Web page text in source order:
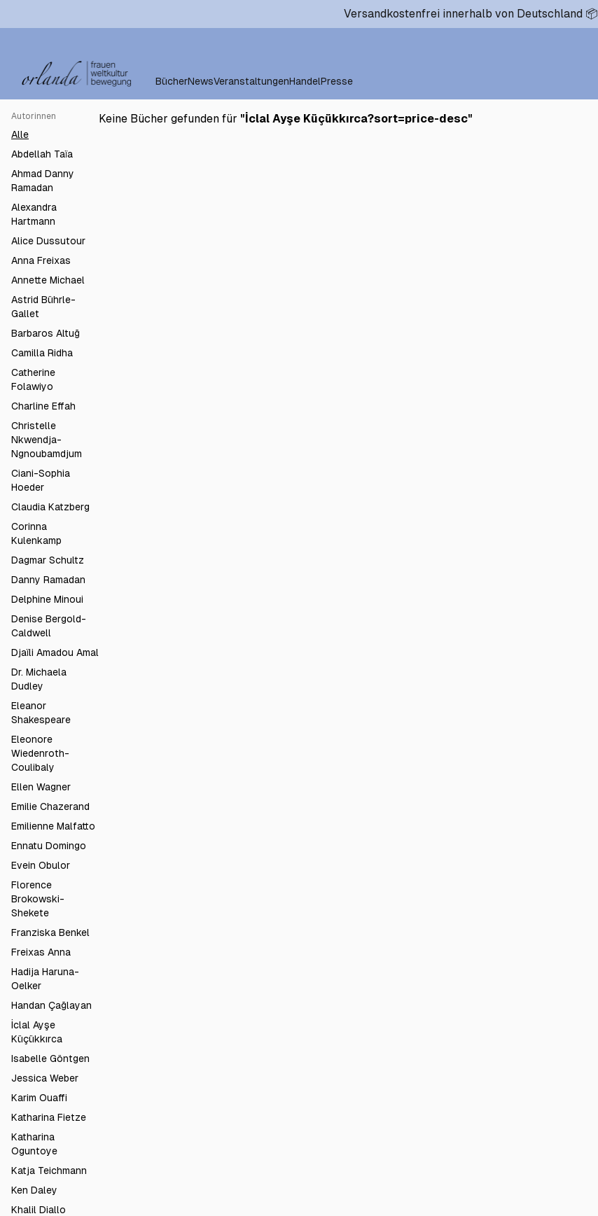
Versandkostenfrei innerhalb von Deutschland 📦
BücherNewsVeranstaltungenHandelPresse
Autorinnen
Alle
Abdellah Taïa
Ahmad Danny
Ramadan
Alexandra
Hartmann
Alice Dussutour
Anna Freixas
Annette Michael
Astrid Bührle-
Gallet
Barbaros Altuğ
Camilla Ridha
Catherine
Folawiyo
Charline Effah
Christelle
Nkwendja-
Ngnoubamdjum
Ciani-Sophia
Hoeder
Claudia Katzberg
Corinna
Kulenkamp
Dagmar Schultz
Danny Ramadan
Delphine Minoui
Denise Bergold-
Caldwell
Djaïli Amadou Amal
Dr. Michaela
Dudley
Eleanor
Shakespeare
Eleonore
Wiedenroth-
Coulibaly
Ellen Wagner
Emilie Chazerand
Emilienne Malfatto
Ennatu Domingo
Evein Obulor
Florence
Brokowski-
Shekete
Franziska Benkel
Freixas Anna
Hadija Haruna-
Oelker
Handan Çağlayan
İclal Ayşe
Küçükkırca
Isabelle Göntgen
Jessica Weber
Karim Ouaffi
Katharina Fietze
Katharina
Oguntoye
Katja Teichmann
Ken Daley
Khalil Diallo
Keine Bücher gefunden für "İclal Ayşe Küçükkırca?sort=price-desc"